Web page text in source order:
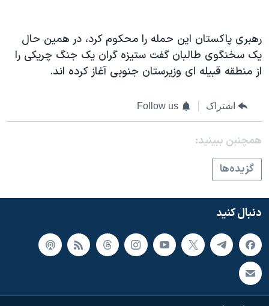
رهبری پاکستان این حمله را محکوم کرد، در همین حال
یک سخنگوی طالبان گفت ستیزه گران یک جنگ چریکی را
از منطقه قبیله ای وزیرستان جنوبی آغاز کرده اند.
اشتراک Follow us
همچنبن ببینید:
گزيده‌ها
دنبال کنید